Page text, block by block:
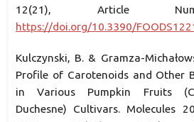
12(21), Article
https://doi.org/10.3390/
Kulczynski, B. & Gramza-
Profile of Carotenoids and Other
in Various Pumpkin Fruits
Duchesne) Cultivars. Molecules